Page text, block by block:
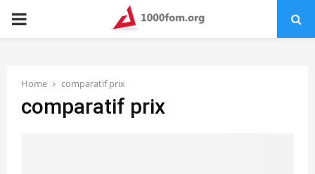
PRIMARY
Home comparatif prix
comparatif prix